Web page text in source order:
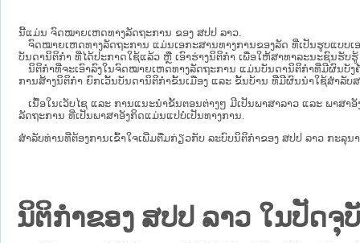
ນີ້ແມ່ນ ຈົດໝາຍເຫດທາງລັດຖະການ ຂອງ ສປປ ລາວ.
ຈົດໝາຍເຫດທາງລັດຖະການ ແມ່ນ​ເອ​ກະ​ສານ​ທາງ​ການ​ຂອງ​ລັດ ທີ່​ເປັນ​ຮູບ​ແບບ​ເ
ບັນ​ດາ​ນິ​ຕິ​ກຳ ທີ່ໄດ້ປະກາດໃຊ້ແລ້ວ ຫຼື ເອົາຮ່າງນິຕິກໍາ ເພື່ອໃຫ້​ສາ​ທາ​ລະ​ນະ​ຊົນ​ຮັບ​
ນິ​ຕິ​ກຳ​ທີ່​ຈະ​ເອົາ​ລົງ​ໃນ​ຈົດ​ໝາຍ​ເຫດ​ທາງ​ລັດ​ຖະ​ການ ​ແມ່ນ​ບັນ​ດາ​ນິ​ຕິ​ກຳ​ທີ່​ມີ​ຜົນ​ບັ
ການ​ສ້າງ​ນິ​ຕິ​ກຳ ຍົກ​ເວັ້ນ​ບັນ​ດານິ​ຕິ​ກຳ​ຂັ້ນ​ເມືອງ ແລະ ຂັ້ນ​ບ້ານ ​ທີ່​ມີ​ຜົນ​ນຳ​ໃຊ້​ສຳ​ລັບ​
ເນື້ອໃນ​ເວັບ​ໄຊ​ ແລະ ການແນະນໍາຂັ້ນຕອນຕ່າງໆ ມີເປັນພາສາລາວ ແລະ ພາສາ
ລັດຖະການ ທີ່ເປັນພາສາອັງກິດແມ່ນແປບໍ່ເປັນທາງການ.
ສໍາລັບທ່ານທີ່ຕ້ອງການເຂົ້າໃຈເພີ່ມຕື່ມກ່ຽວກັບ ລະບົບນິຕິກຳຂອງ ສປປ ລາວ ກະລຸນ
ນິຕິກຳຂອງ ສປປ ລາວ ໃນປັດ